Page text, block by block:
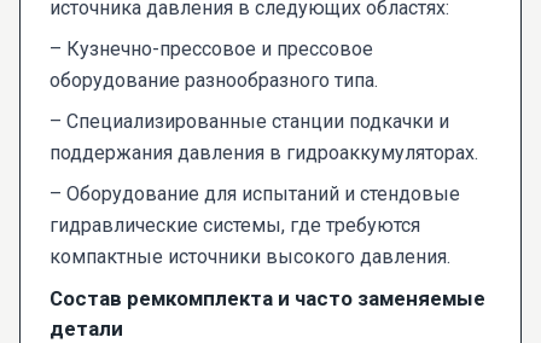
источника давления в следующих областях:
– Кузнечно-прессовое и прессовое
оборудование разнообразного типа.
– Специализированные станции подкачки и
поддержания давления в гидроаккумуляторах.
– Оборудование для испытаний и стендовые
гидравлические системы, где требуются
компактные источники высокого давления.
Состав ремкомплекта и часто заменяемые
детали